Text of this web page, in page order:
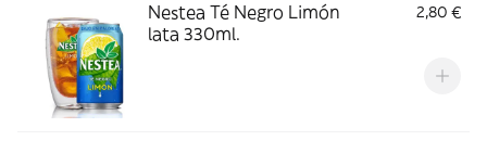
Nestea Té Negro Limón
lata 330ml.
2,80 €